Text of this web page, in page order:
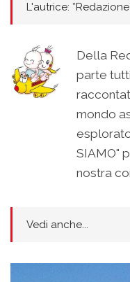
L'autrice:
Della
parte
mondo
SIAMO"
nostra
Vedi anche...